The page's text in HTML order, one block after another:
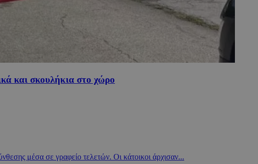
και σκουλήκια στο χώρο
μέσα σε γραφείο τελετών. Οι κάτοικοι άρχισαν...